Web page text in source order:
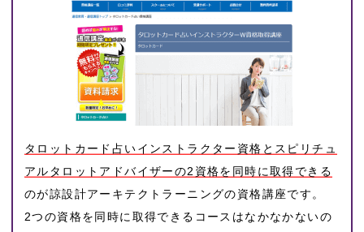
タロットカード占いインストラクター資格とスピリチュ
アルタロットアドバイザーの2資格を同時に取得できる
のが諒設計アーキテクトラーニングの資格講座です。
2つの資格を同時に取得できるコースはなかなかないの